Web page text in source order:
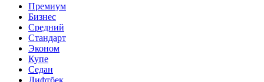
Премиум
Бизнес
Средний
Стандарт
Эконом
Купе
Седан
Лифтбек